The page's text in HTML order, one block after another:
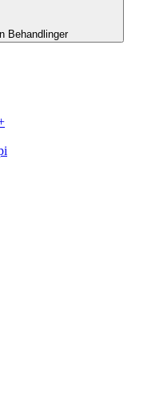
Behandlinger